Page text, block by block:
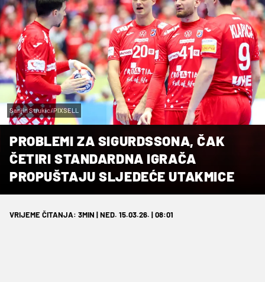
Sanjin Strukic/PIXSELL
PROBLEMI ZA SIGURDSSONA, ČAK
ČETIRI STANDARDNA IGRAČA
PROPUŠTAJU SLJEDEĆE UTAKMICE
VRIJEME ČITANJA: 3MIN | NED. 15.03.26. | 08:01